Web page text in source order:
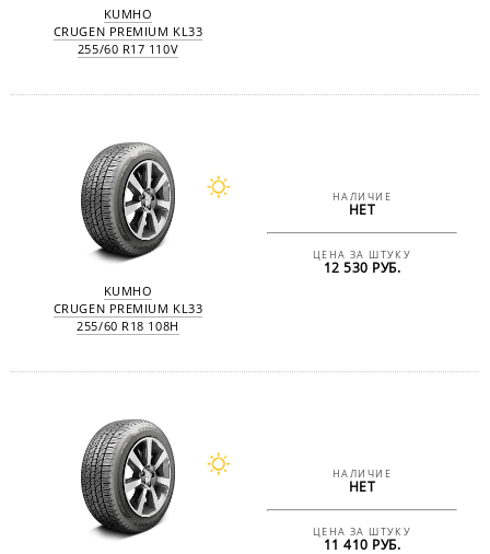
KUMHO
CRUGEN PREMIUM KL33
255/60 R17 110V
KUMHO
CRUGEN PREMIUM KL33
255/60 R18 108H
НАЛИЧИЕ
НЕТ
ЦЕНА ЗА ШТУКУ
12 530 РУБ.
НАЛИЧИЕ
НЕТ
ЦЕНА ЗА ШТУКУ
11 410 РУБ.